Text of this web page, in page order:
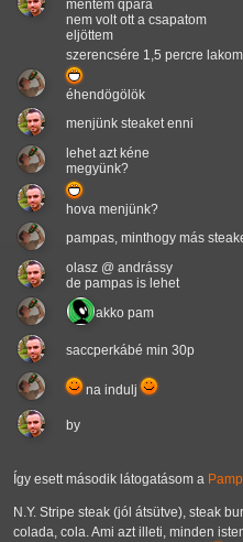
mentem qpára
nem volt ott a csapatom
eljöttem
szerencsére 1,5 percre
éhendögölök
menjünk steaket enni
lehet azt kéne
megyünk?
hova menjünk?
pampas, minthogy más
olasz @ andrássy
de pampas is lehet
akko pam
saccperkábé min 30p
na indulj
by
Így esett második látogatásom a
N.Y. Stripe steak (jól átsütve), steak
colada, cola. Ami azt illeti, minden